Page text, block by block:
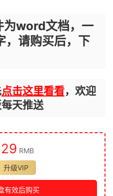
为word文档，一
请购买后，下
点击这里看看，欢迎
天推送
29 RMB
升级VIP
有效后购买